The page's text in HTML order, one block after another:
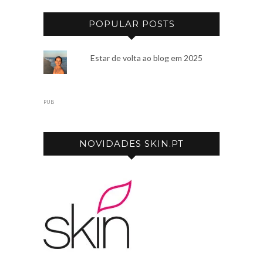
POPULAR POSTS
Estar de volta ao blog em 2025
PUB
NOVIDADES SKIN.PT